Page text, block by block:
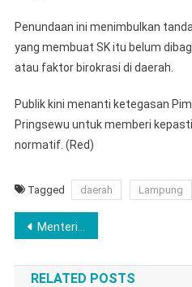
Penundaan ini menimbulkan
yang membuat SK itu belum
atau faktor birokrasi di daerah.
Publik kini menanti ketegasan
Pringsewu untuk memberi
normatif. (Red)
Tagged daerah Lampung
Navigasi
pos
Menteri Agus Andrianto Tutup Rakernas IWO, Dorong Jurnalis Online Profesional dan Berintegritas
RELATED POSTS